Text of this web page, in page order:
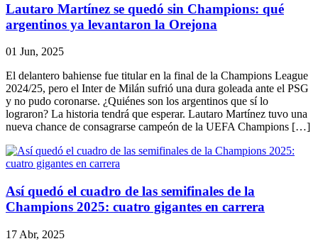
Lautaro Martínez se quedó sin Champions: qué
argentinos ya levantaron la Orejona
01 Jun, 2025
El delantero bahiense fue titular en la final de la Champions League
2024/25, pero el Inter de Milán sufrió una dura goleada ante el PSG
y no pudo coronarse. ¿Quiénes son los argentinos que sí lo
lograron? La historia tendrá que esperar. Lautaro Martínez tuvo una
nueva chance de consagrarse campeón de la UEFA Champions […]
Así quedó el cuadro de las semifinales de la
Champions 2025: cuatro gigantes en carrera
17 Abr, 2025